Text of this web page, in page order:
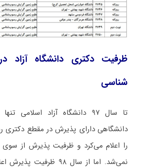
ظرفیت دکتری دانشگاه آزاد
شناسی
تا سال ۹۷ دانشگاه آزاد
دانشگاهی دارای پذیرش در مقطع
را اعلام می‌کرد و ظرفیت پذیرش از سوی
نمی‌شد. اما از سال ۹۸